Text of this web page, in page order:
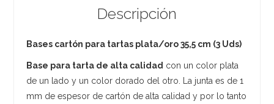
Descripción
Bases cartón para tartas plata/oro 35,5 cm (3 Uds)
Base para tarta de alta calidad con un color plata
de un lado y un color dorado del otro. La junta es de 1
mm de espesor de cartón de alta calidad y por lo tanto